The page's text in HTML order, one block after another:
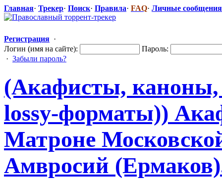
Главная· Трекер· Поиск· Правила· FAQ· Личные сообщения
Регистрация ·
Логин (имя на сайте):
Пароль:
· Забыли пароль?
(Акафисты, каноны,
lossy-формат​ы))
Матроне
Амвросий